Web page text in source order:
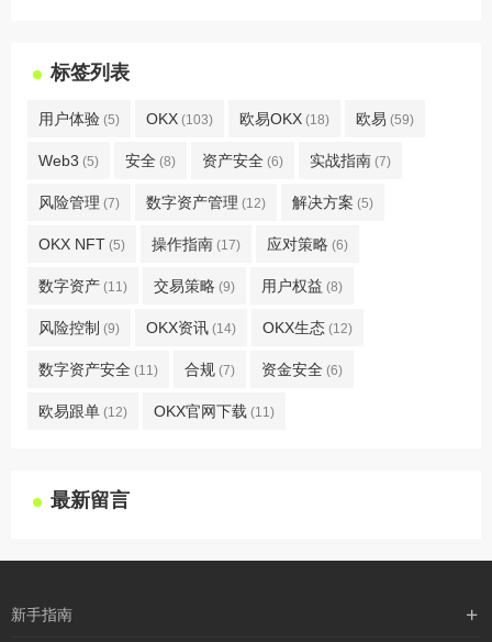
标签列表
用户体验 (5) OKX (103) 欧易OKX (18) 欧易 (59)
Web3 (5) 安全 (8) 资产安全 (6) 实战指南 (7)
风险管理 (7) 数字资产管理 (12) 解决方案 (5)
OKX NFT (5) 操作指南 (17) 应对策略 (6)
数字资产 (11) 交易策略 (9) 用户权益 (8)
风险控制 (9) OKX资讯 (14) OKX生态 (12)
数字资产安全 (11) 合规 (7) 资金安全 (6)
欧易跟单 (12) OKX官网下载 (11)
最新留言
新手指南